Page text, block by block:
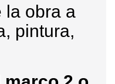
la obra a
pintura,